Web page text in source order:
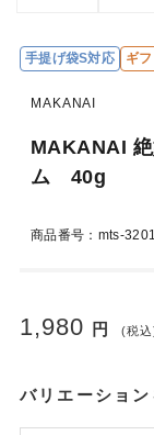
手提げ袋S対応 ギ
MAKANAI
MAKANAI
ム 40g
商品番号：mts-
1,980 円 (税込
バリエーショ